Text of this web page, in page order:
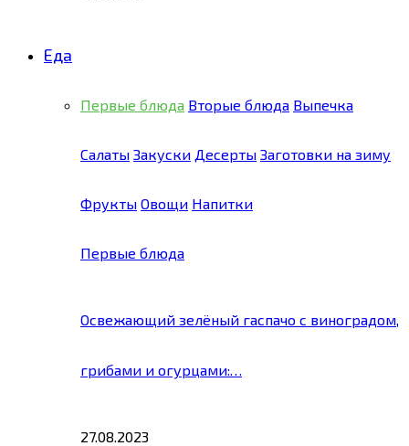
Еда
Первые блюда Вторые блюда Выпечка
Салаты Закуски Десерты Заготовки на зиму
Фрукты Овощи Напитки
Первые блюда
Освежающий зелёный гаспачо с виноградом,
грибами и огурцами:…
27.08.2023